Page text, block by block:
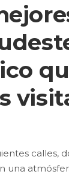
calles,
una